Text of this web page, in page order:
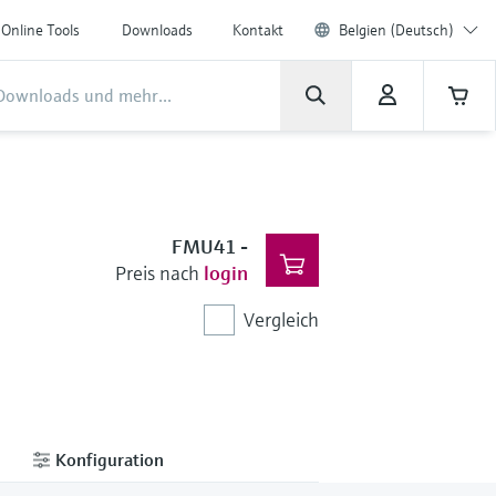
Online Tools Downloads Kontakt Belgien (Deutsch)
FMU41 -
Preis nach login
Vergleich
Konfiguration